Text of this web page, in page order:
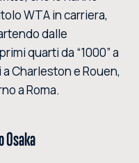
WTA in carriera,
dalle
quarti da “1000” a
Charleston e Rouen,
a Roma.
Osaka